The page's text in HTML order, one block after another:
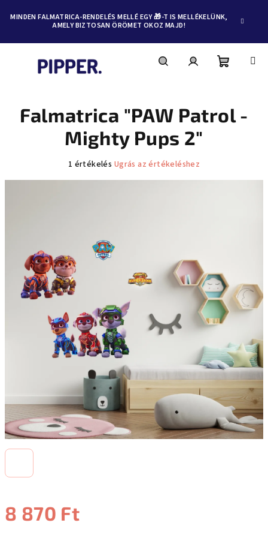
tartalomhoz
MINDEN FALMATRICA-RENDELÉS MELLÉ EGY 🎁-T IS MELLÉKELÜNK,
AMELY BIZTOSAN ÖRÖMET OKOZ MAJD!
8 870 Ft
Falmatrica "PAW Patrol -
Mighty Pups 2"
A
csillag.
1 értékelés Ugrás az értékeléshez